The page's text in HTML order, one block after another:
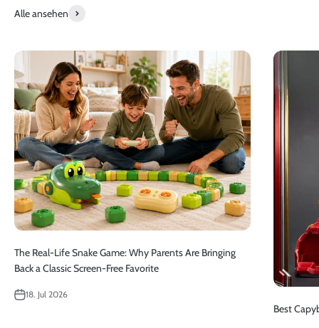
Alle ansehen
The Real-Life Snake Game: Why Parents Are Bringing
Back a Classic Screen-Free Favorite
18. Jul 2026
Best